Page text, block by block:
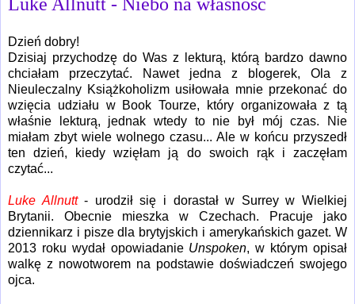
Dzień dobry!
Dzisiaj przychodzę do Was z lekturą, którą bardzo dawno
chciałam przeczytać. Nawet jedna z blogerek, Ola z
Nieuleczalny Książkoholizm usiłowała mnie przekonać do
wzięcia udziału w Book Tourze, który organizowała z tą
właśnie lekturą, jednak wtedy to nie był mój czas. Nie
miałam zbyt wiele wolnego czasu... Ale w końcu przyszedł
ten dzień, kiedy wzięłam ją do swoich rąk i zaczęłam
czytać...
Luke Allnutt- urodził się i dorastał w Surrey w Wielkiej
Brytanii. Obecnie mieszka w Czechach. Pracuje jako
dziennikarz i pisze dla brytyjskich i amerykańskich gazet. W
2013 roku wydał opowiadanie Unspoken, w którym opisał
walkę z nowotworem na podstawie doświadczeń swojego
ojca.